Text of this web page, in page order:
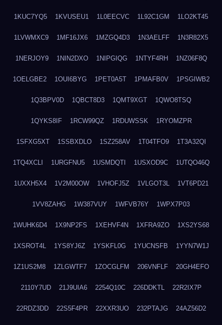
1KUC7YQ5 1KVUSEU1 1L0EECVC 1L92C1GM 1LO2KT45
1LVWMXC9 1MF16JX6 1MZGQ4D3 1N3AELFF 1N3R82X5
1NERJOY9 1NIN2DXO 1NIPGIQG 1NTYF4RH 1NZ06F8Q
1OELGBE2 1OUI6BYG 1PET0A5T 1PMAFB0V 1PSGIWB2
1Q3BPV0D 1QBCT8D3 1QMT9XGT 1QWO8TSQ
1QYKS8IF 1RCW99QZ 1RDUWSSK 1RYOMZPR
1SFXG5XT 1SSBXDLO 1SZ258AV 1T04TFO9 1T3A32QI
1TQ4XCLI 1URGFNU5 1USMDQTI 1USXOD9C 1UTQO46Q
1UXXH5X4 1V2M00OW 1VHOFJ5Z 1VLGOT3L 1VT6PD21
1VV8ZAHG 1W387VUY 1WFVB76Y 1WPX7P03
1WUHK6D4 1X9NP2FS 1XEHVF4N 1XFRA9ZO 1XS2YS68
1XSROT4L 1YS8YJ6Z 1YSKFL0G 1YUCNSFB 1YYN7W1J
1Z1US2M8 1ZLGWTF7 1ZOCGLFM 206VNFLF 20GH4EFO
2110Y7UD 21J9UIA6 2254Q10C 226DDKTL 22R2IX7P
22RDZ3DD 22S5F4PR 22XXR3UO 232PTAJG 24AZ56D2